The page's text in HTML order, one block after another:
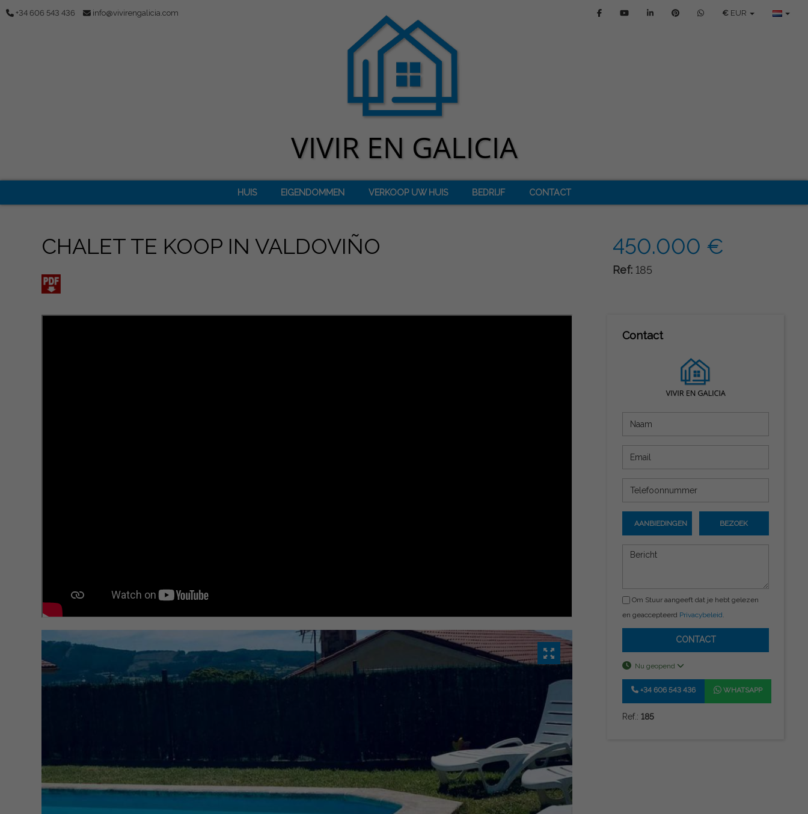
+34 606 543 436 info@vivirengalicia.com € EUR
HUIS EIGENDOMMEN VERKOOP UW HUIS BEDRIJF CONTACT
CHALET TE KOOP IN VALDOVIÑO 450.000 €
Ref: 185
Contact
AANBIEDINGEN BEZOEK
Om Stuur aangeeft dat je hebt gelezen
en geaccepteerd Privacybeleid
CONTACT
Nu geopend
+34 606 543 436 WHATSAPP
Ref.:185